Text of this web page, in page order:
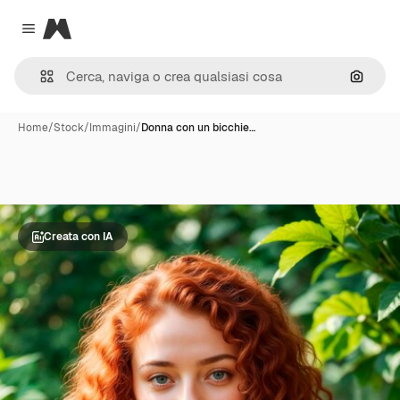
Close menu
Magnific
Cerca
Home/Stock/Immagini/Donna con un bicchie…
Creata con IA